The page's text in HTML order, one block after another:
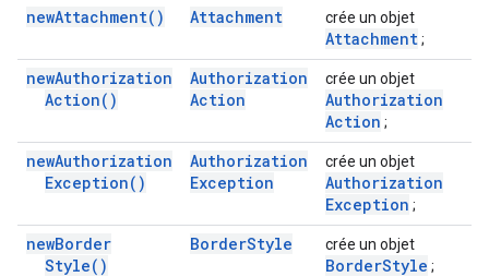
newAttachment( ) Attachment crée un objet
Attachment;
newAuthorization
Action( )
Authorization
Action
crée un objet
Authorization
Action ;
newAuthorization
Exception( )
Authorization
Exception
crée un objet
Authorization
Exception ;
newBorder
Style( )
BorderStyle crée un objet
BorderStyle ;